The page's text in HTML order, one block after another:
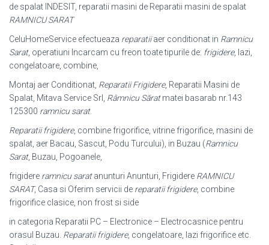
de spalat INDESIT, reparatii masini de Reparatii masini de spalat
RAMNICU SARAT
CeluHomeService efectueaza reparatiiaer conditionat in Ramnicu
Sarat, operatiuni Incarcam cu freon toate tipurile de: frigidere, lazi,
congelatoare, combine,
Montaj aer Conditionat, Reparatii Frigidere, Reparatii Masini de
Spalat, Mitava Service Srl, Râmnicu Săratmatei basarab nr.143
125300 ramnicu sarat.
Reparatii frigidere, combine frigorifice, vitrine frigorifice, masini de
spalat, aer Bacau, Sascut, Podu Turcului), in Buzau (Ramnicu
Sarat, Buzau, Pogoanele,
frigidere ramnicu saratanunturi Anunturi, Frigidere RAMNICU
SARAT, Casa si Oferim servicii de reparatii frigidere, combine
frigorifice clasice, non frost si side
in categoria Reparatii PC – Electronice – Electrocasnice pentru
orasul Buzau. Reparatii frigidere, congelatoare, lazi frigorifice etc.